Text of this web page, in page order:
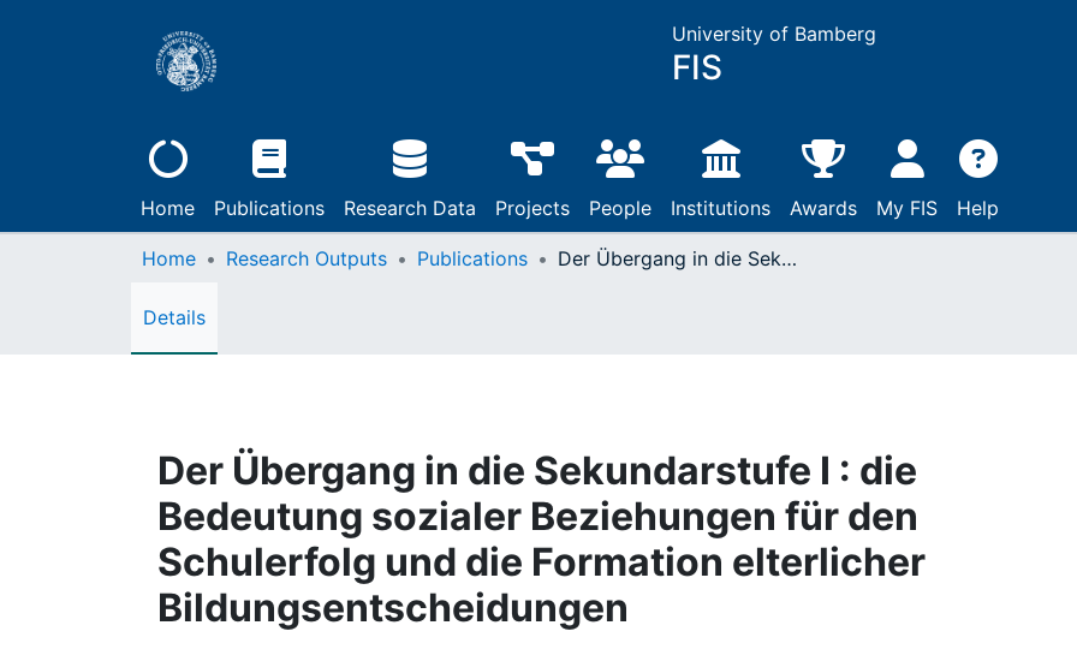
University of Bamberg
FIS
Home Publications Research Data Projects People Institutions Awards My FIS Help
Home Research Outputs Publications Der Übergang in die Sekundarstufe I : die Bedeutung sozialer Beziehungen für den Schulerfolg und die Formation elterlicher Bildungsentscheidungen
Details
Der Übergang in die Sekundarstufe I : die
Bedeutung sozialer Beziehungen für den
Schulerfolg und die Formation elterlicher
Bildungsentscheidungen